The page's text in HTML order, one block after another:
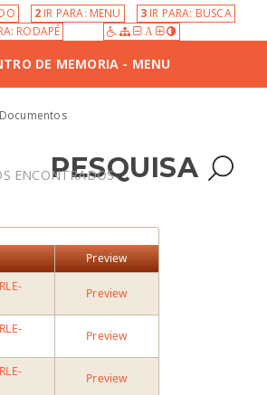
2 IR PARA: MENU 3 IR PARA: BUSCA
RODAPÉ A
DE MEMORIA - MENU
ENCONTRADOS
PESQUISA
Preview
Preview
Preview
Preview